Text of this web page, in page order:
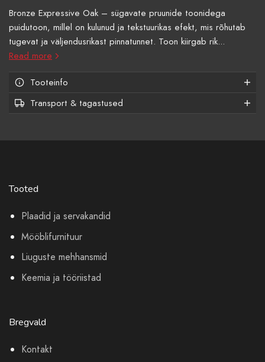
Bronze Expressive Oak – sügavate pruunide toonidega
puidutoon, millel on kulunud ja tekstuurikas efekt, mis rõhutab
tugevat ja väljendusrikast pinnatunnet. Toon kiirgab rik...
Read more
Tooteinfo
Transport & tagastused
Tooted
Plaadid ja servakandid
Mööblifurnituur
Liuguste mehhansmid
Keemia ja tööriistad
Bregvald
Kontakt